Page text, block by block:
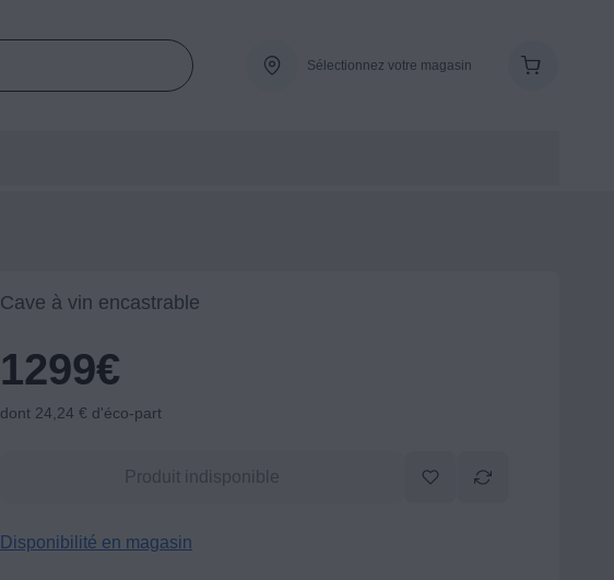
Sélectionnez votre magasin
Cave à vin encastrable
1299€
dont 24,24 € d'éco-part
Produit indisponible
Disponibilité en magasin